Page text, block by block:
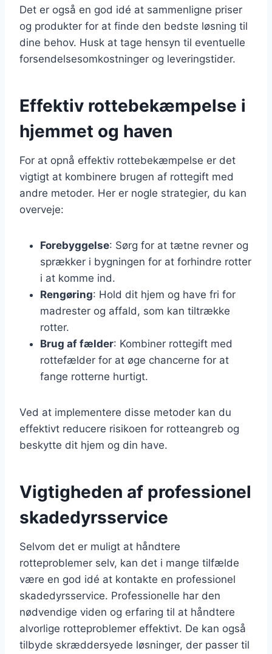
Det er også en god idé at sammenligne priser
og produkter for at finde den bedste løsning til
dine behov. Husk at tage hensyn til eventuelle
forsendelsesomkostninger og leveringstider.
Effektiv rottebekæmpelse i
hjemmet og haven
For at opnå effektiv rottebekæmpelse er det
vigtigt at kombinere brugen af rottegift med
andre metoder. Her er nogle strategier, du kan
overveje:
Forebyggelse: Sørg for at tætne revner og
sprækker i bygningen for at forhindre rotter
i at komme ind.
Rengøring: Hold dit hjem og have fri for
madrester og affald, som kan tiltrække
rotter.
Brug af fælder: Kombiner rottegift med
rottefælder for at øge chancerne for at
fange rotterne hurtigt.
Ved at implementere disse metoder kan du
effektivt reducere risikoen for rotteangreb og
beskytte dit hjem og din have.
Vigtigheden af professionel
skadedyrsservice
Selvom det er muligt at håndtere
rotteproblemer selv, kan det i mange tilfælde
være en god idé at kontakte en professionel
skadedyrsservice. Professionelle har den
nødvendige viden og erfaring til at håndtere
alvorlige rotteproblemer effektivt. De kan også
tilbyde skræddersyede løsninger, der passer til